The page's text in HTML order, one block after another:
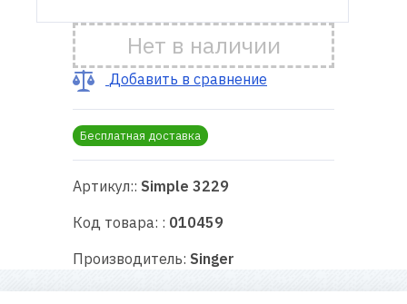
Гарантия
Ремонт
техники
Полезные
Контакты
О
Нет в наличии
Добавить в сравнение
Бесплатная доставка
Артикул:: Simple 3229
Код товара: : 010459
Производитель: Singer